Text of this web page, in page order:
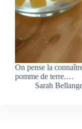
On pense la
pomme de terre.…
Sarah